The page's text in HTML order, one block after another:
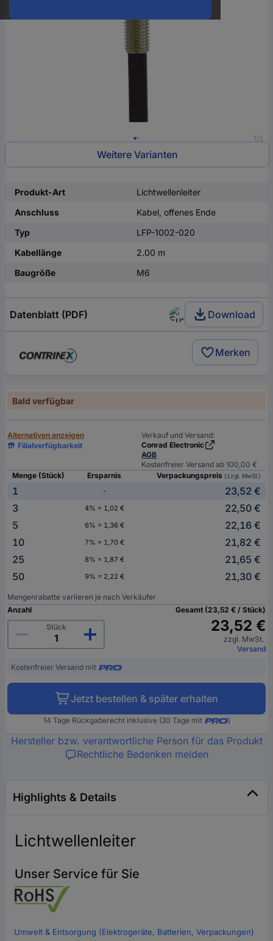
1/2
Weitere Varianten
Produkt-Art
Lichtwellenleiter
Anschluss
Kabel, offenes Ende
Typ
LFP-1002-020
Kabellänge
2.00 m
Baugröße
M6
Datenblatt (PDF) Download
Merken
Bald verfügbar
Alternativen anzeigen
Filialverfügbarkeit
Verkauf und Versand:
Conrad Electronic
AGB
Kostenfreier Versand ab 100,00 €
Menge (Stück)
Ersparnis Verpackungspreis (zzgl. MwSt.)
1 -
23,52 €
3
4% = 1,02 €
22,50 €
5
6% = 1,36 €
22,16 €
10
7% = 1,70 €
21,82 €
25
8% = 1,87 €
21,65 €
50
9% = 2,22 € 21,30 €
Mengenrabatte variieren je nach Verkäufer
Anzahl
Stück
Gesamt (23,52 € / Stück)
23,52 €
zzgl. MwSt.
Versand
Kostenfreier Versand mit
Jetzt bestellen & später erhalten
14 Tage Rückgaberecht inklusive (30 Tage mit )
Hersteller bzw. verantwortliche Person für das Produkt
Rechtliche Bedenken melden
Highlights & Details
Lichtwellenleiter
Unser Service für Sie
Umwelt & Entsorgung (Elektrogeräte, Batterien, Verpackungen)